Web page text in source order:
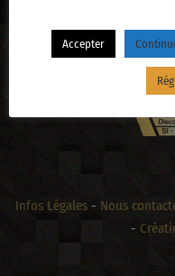
Infos Légales - Nous
-
Accepter